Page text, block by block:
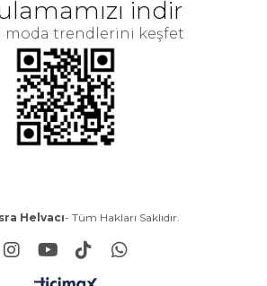
indir
moda trendlerini keşfet
Helvacı- Tüm Hakları Saklıdır.